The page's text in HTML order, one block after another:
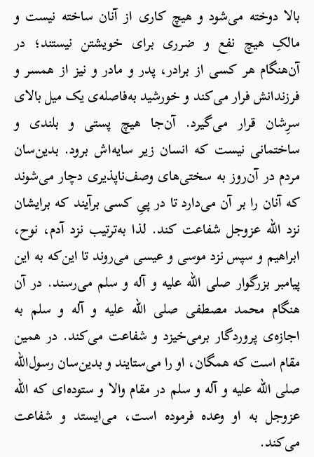
بالا دوخته می‌شود و هیچ کاری از آنان ساخته نیست و
مالکِ هیچ نفع و ضرری برای خویشتن نیستند؛ در
آن‌هنگام هر کسی از برادر، پدر و مادر و نیز از همسر و
فرزندانش فرار می‌کند و خورشید به‌فاصله‌ی یک میل بالای
سرِشان قرار می‌گیرد. آن‌جا هیچ پستی و بلندی و
ساختمانی‌ نیست که انسان زیر سایه‌اش برود. بدین‌سان
مردم در آن‌روز به سختی‌های وصف‌ناپذیری دچار می‌شوند
که آنان را بر آن می‌دارد تا در پیِ کسی برآیند که برایشان
نزد الله عزوجل شفاعت کند. لذا به‌ترتیب نزد آدم، نوح،
ابراهیم و سپس نزد موسی و عیسی می‌روند تا این‌که به این
پیامبر بزرگوار صلی الله علیه و آله و سلم می‌رسند. در آن
هنگام محمد مصطفی صلی الله علیه و آله و سلم به
اجازه‌ی پروردگار برمی‌خیزد و شفاعت می‌کند. در همین
مقام است که همگان، او را می‌ستایند و بدین‌سان رسول‌الله
صلی الله علیه و آله و سلم در مقام والا و ستوده‌ای که الله
عزوجل به او وعده فرموده است، می‌ایستد و شفاعت
می‌کند.